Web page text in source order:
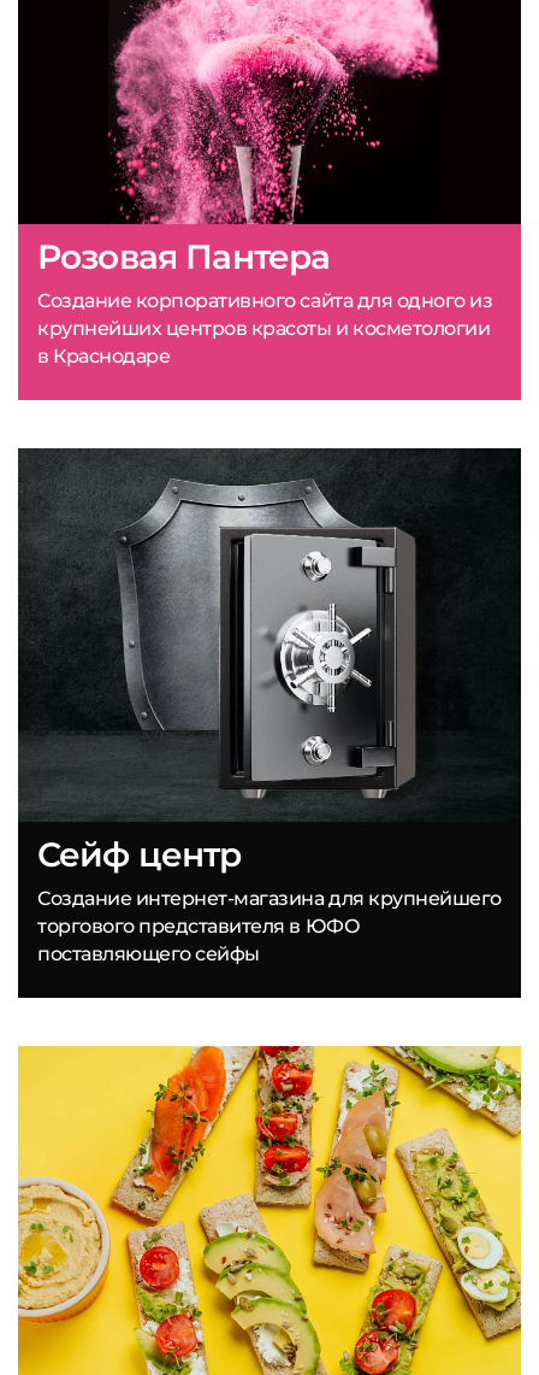
Розовая Пантера
Создание корпоративного сайта для одного из
крупнейших центров красоты и косметологии
в Краснодаре
Сейф центр
Создание интернет-магазина для крупнейшего
торгового представителя в ЮФО
поставляющего сейфы